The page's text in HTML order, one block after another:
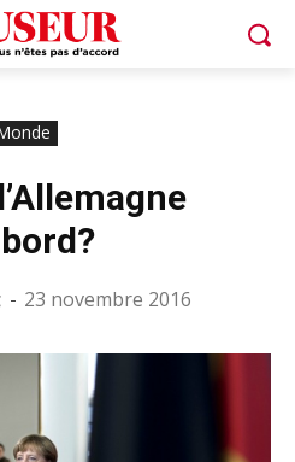
- 23 novembre 2016